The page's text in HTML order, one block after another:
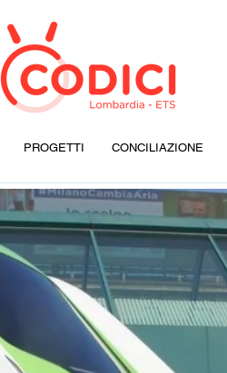
PROGETTI CONCILIAZIONE